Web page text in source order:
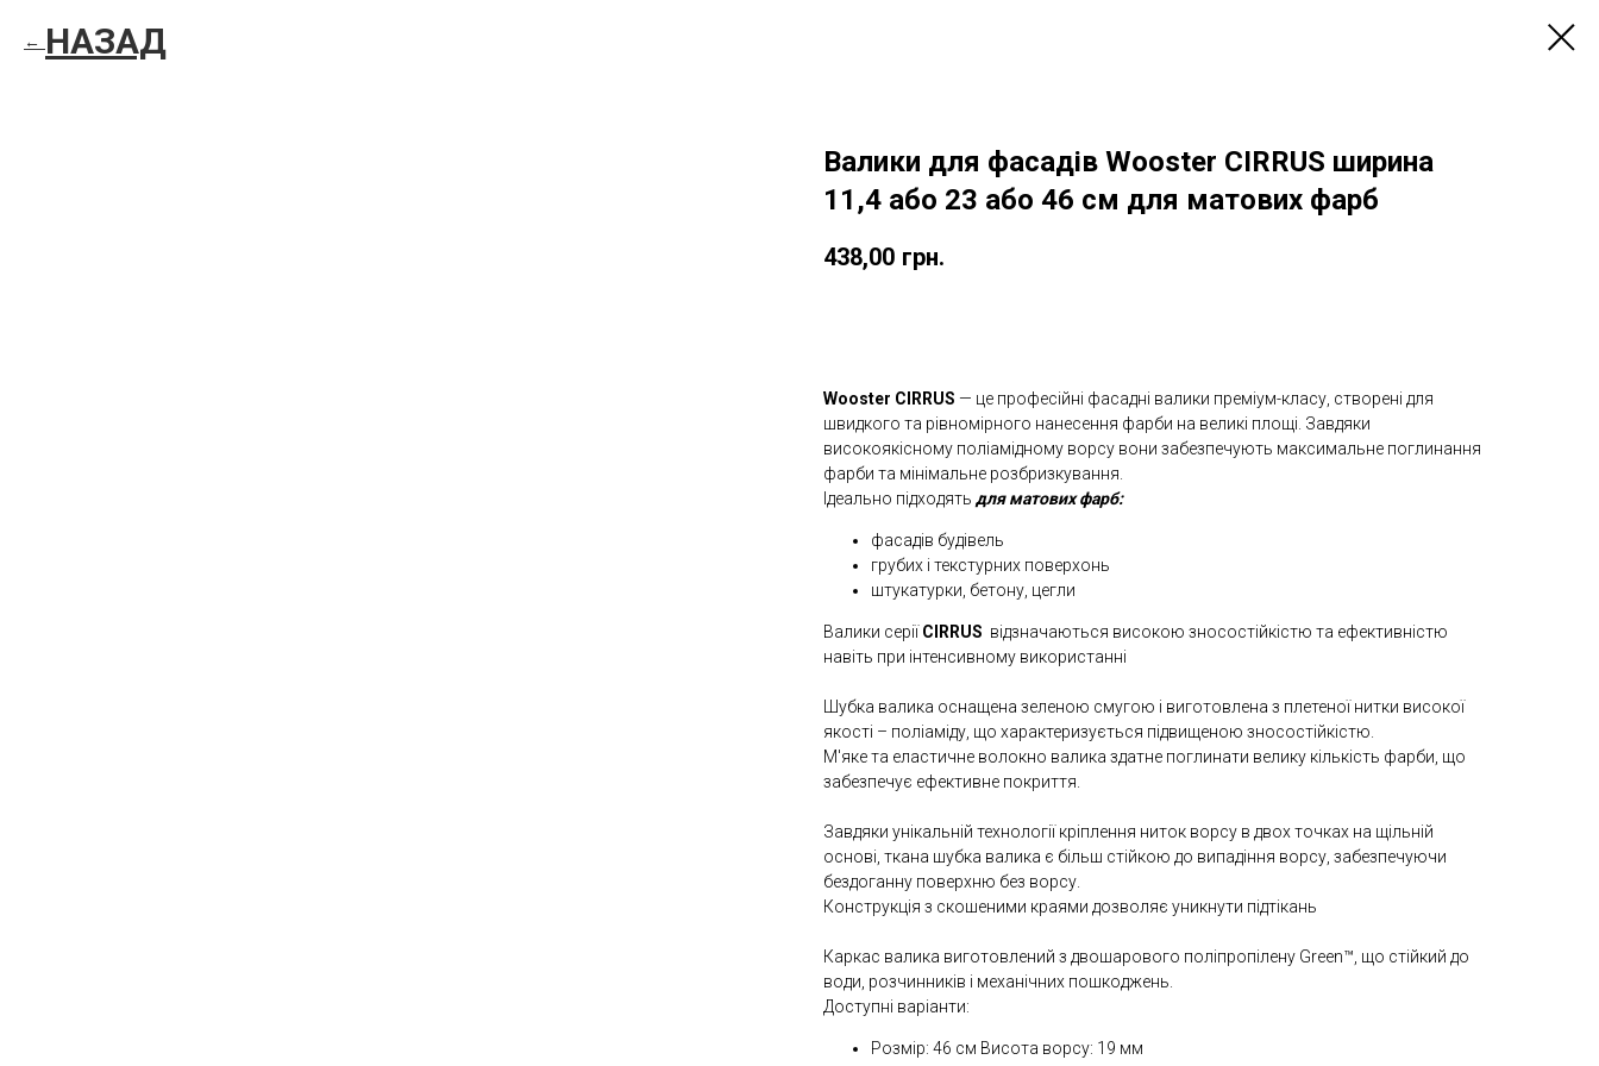
НАЗАД
Валики для фасадів Wooster CIRRUS ширина
11,4 або 23 або 46 см для матових фарб
438,00 грн.
Wooster CIRRUS — це професійні фасадні валики преміум-класу, створені для
швидкого та рівномірного нанесення фарби на великі площі. Завдяки
високоякісному поліамідному ворсу вони забезпечують максимальне поглинання
фарби та мінімальне розбризкування.
Ідеально підходять для матових фарб:
фасадів будівель
грубих і текстурних поверхонь
штукатурки, бетону, цегли
Валики серіїCIRRUS відзначаються високою зносостійкістю та ефективністю
навіть при інтенсивному використанні
Шубка валика оснащена зеленою смугою і виготовлена з плетеної нитки високої
якості – поліаміду, що характеризується підвищеною зносостійкістю.
М'яке та еластичне волокно валика здатне поглинати велику кількість фарби, що
забезпечує ефективне покриття.
Завдяки унікальній технології кріплення ниток ворсу в двох точках на щільній
основі, ткана шубка валика є більш стійкою до випадіння ворсу, забезпечуючи
бездоганну поверхню без ворсу.
Конструкція з скошеними краями дозволяє уникнути підтікань
Каркас валика виготовлений з двошарового поліпропілену Green™, що стійкий до
води, розчинників і механічних пошкоджень.
Доступні варіанти:
Розмір: 46 см Висота ворсу: 19 мм